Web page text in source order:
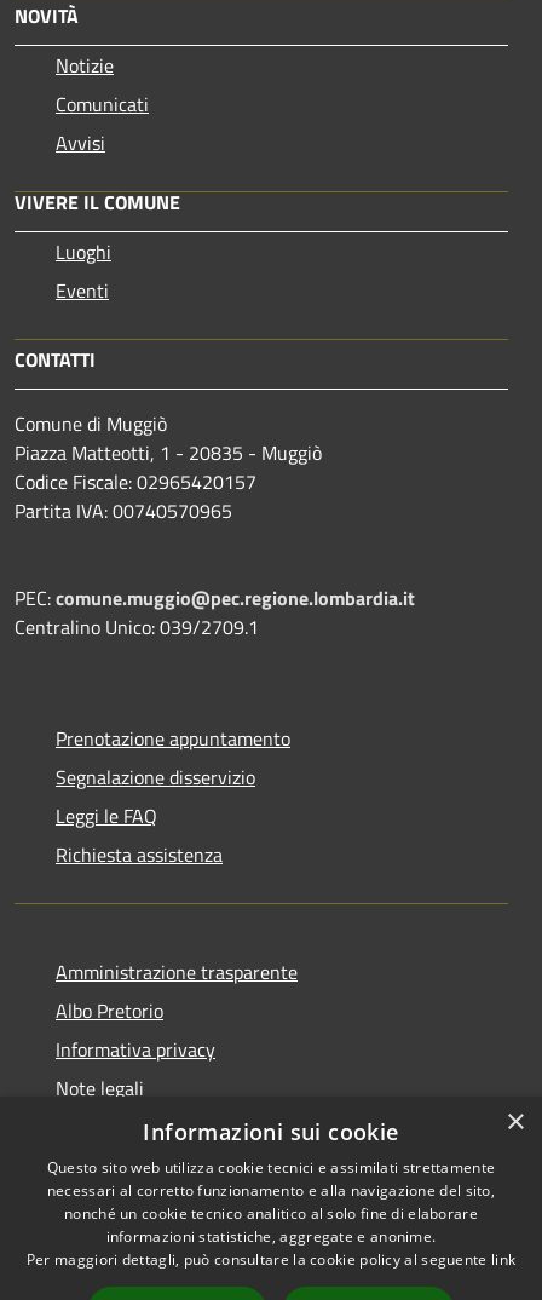
NOVITÀ
Notizie
Comunicati
Avvisi
VIVERE IL COMUNE
Luoghi
Eventi
CONTATTI
Comune di Muggiò
Piazza Matteotti, 1 - 20835 - Muggiò
Codice Fiscale: 02965420157
Partita IVA: 00740570965
PEC:comune.muggio@pec.regione.lombardia.it
Centralino Unico: 039/2709.1
Prenotazione appuntamento
Segnalazione disservizio
Leggi le FAQ
Richiesta assistenza
Amministrazione trasparente
Albo Pretorio
Informativa privacy
Note legali
Dichiarazione di accessibilità
RSS
Accessibilità
Copyright © 2026 • Comune di
×
Informazioni sui cookie
Questo sito web utilizza cookie tecnici e assimilati strettamente
necessari al corretto funzionamento e alla navigazione del sito,
nonché un cookie tecnico analitico al solo fine di elaborare
informazioni statistiche, aggregate e anonime.
Per maggiori dettagli, può consultare la cookie policy al seguente link